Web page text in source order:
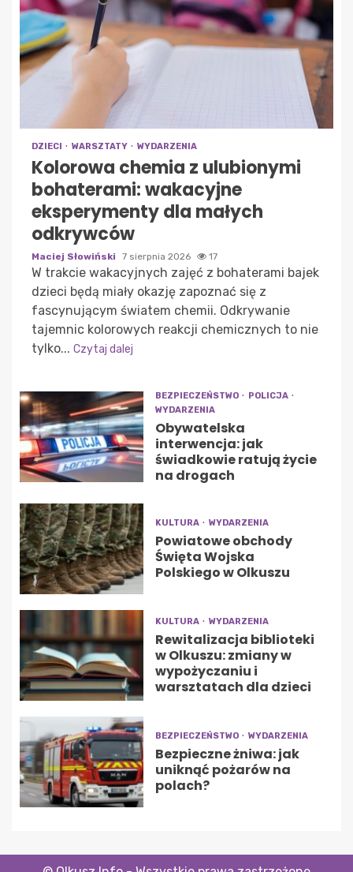
DZIECI WARSZTATY WYDARZENIA
Kolorowa chemia z ulubionymi
bohaterami: wakacyjne
eksperymenty dla małych
odkrywców
Maciej Słowiński 7 sierpnia 2026 17
W trakcie wakacyjnych zajęć z bohaterami bajek
dzieci będą miały okazję zapoznać się z
fascynującym światem chemii. Odkrywanie
tajemnic kolorowych reakcji chemicznych to nie
tylko... Czytaj dalej
BEZPIECZEŃSTWO
POLICJA
WYDARZENIA
Obywatelska
interwencja: jak
świadkowie ratują życie
na drogach
KULTURA WYDARZENIA
Powiatowe obchody
Święta Wojska
Polskiego w Olkuszu
KULTURA WYDARZENIA
Rewitalizacja biblioteki
w Olkuszu: zmiany w
wypożyczaniu i
warsztatach dla dzieci
BEZPIECZEŃSTWO WYDARZENIA
Bezpieczne żniwa: jak
uniknąć pożarów na
polach?